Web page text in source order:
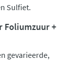
Sulfiet.
Foliumzuur +
gevarieerde,